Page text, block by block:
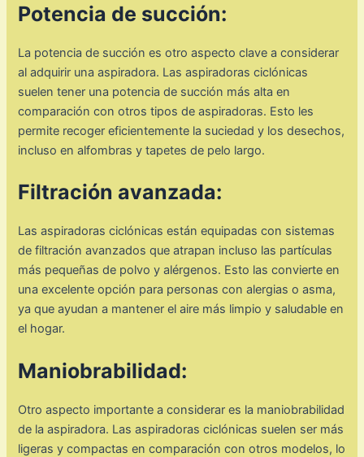
Potencia de succión:
La potencia de succión es otro aspecto clave a considerar
al adquirir una aspiradora. Las aspiradoras ciclónicas
suelen tener una potencia de succión más alta en
comparación con otros tipos de aspiradoras. Esto les
permite recoger eficientemente la suciedad y los desechos,
incluso en alfombras y tapetes de pelo largo.
Filtración avanzada:
Las aspiradoras ciclónicas están equipadas con sistemas
de filtración avanzados que atrapan incluso las partículas
más pequeñas de polvo y alérgenos. Esto las convierte en
una excelente opción para personas con alergias o asma,
ya que ayudan a mantener el aire más limpio y saludable en
el hogar.
Maniobrabilidad:
Otro aspecto importante a considerar es la maniobrabilidad
de la aspiradora. Las aspiradoras ciclónicas suelen ser más
ligeras y compactas en comparación con otros modelos, lo